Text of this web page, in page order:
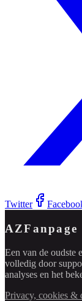
Twitter
AZFanpage
Een van de oudste
volledig door
analyses en het
Privacy, cookies &